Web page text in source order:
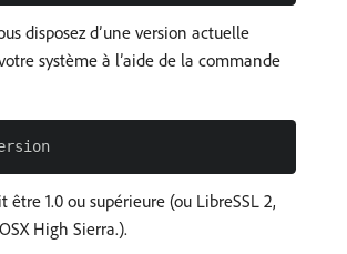
disposez d’une version actuelle
système à l’aide de la commande
être 1.0 ou supérieure (ou LibreSSL 2,
High Sierra.).